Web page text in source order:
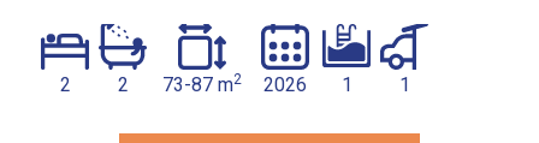
2 2 73-87 m2 2026 1 1